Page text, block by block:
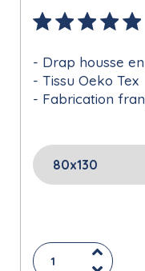
Drap housse
Tissu Oeko Tex
Fabrication